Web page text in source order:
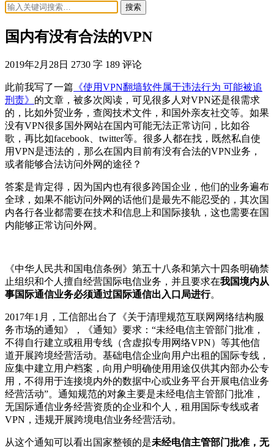
搜索
国内有没有合法的VPN
2019年2月28日 2730 字 189 评论
此前我写了一篇 《使用VPN翻墙软件属于违法行为 可能被追
刑责》 的文章，被多次阅读，可见很多人对VPN还是很需求
的，比如外贸业务，查阅技术文件，和国外亲友社交等。如果
没有VPN很多国外网站在国内可能无法正常访问，比如谷
歌，再比如facebook、twitter等。很多人都在找，既然私自使
用VPN是违法的，那么在国内目前有没有合法的VPN业务，
或者能够合法访问外网的途径？
答案是肯定得，因为国内也有很多跨国企业，他们的业务遍布
全球，如果不能访问外网的话他们是最先不能忍受的，其次国
内各行各业都需要在技术和信息上和国际接轨，这也需要在国
内能够正常访问外网。
《中华人民共和国电信条例》第五十八条和第六十四条明确禁
止组织和个人擅自经营国际电信业务，并且要求在我国境内从
事国际通信业务必须通过国际通信出入口局进行。
2017年1月，工信部出台了《关于清理规范互联网网络结构服
务市场的通知》，《通知》要求：“未经电信主管部门批准，
不得自行建立或租用专线（含虚拟专用网络VPN）等其他信
道开展跨境经营活动。基础电信企业向用户出租的国际专线，
应集中建立用户档案，向用户明确使用用途仅供其内部办公专
用，不得用于连接境内外的数据中心或业务平台开展电信业务
经营活动”。通知规范的对象主要是未经电信主管部门批准，
无国际通信业务经营资质的企业和个人，租用国际专线或者
VPN，违规开展跨境电信业务经营活动。
从这个通知可以看出国家整顿的是未经电信主管部门批准，无